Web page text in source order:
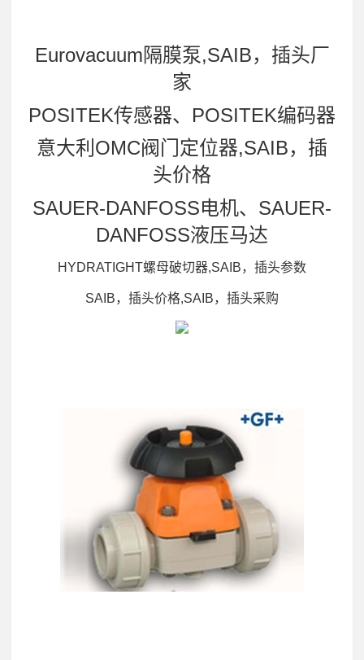
Eurovacuum隔膜泵,SAIB，插头厂
家
POSITEK传感器、POSITEK编码器
意大利OMC阀门定位器,SAIB，插
头价格
SAUER-DANFOSS电机、SAUER-
DANFOSS液压马达
HYDRATIGHT螺母破切器,SAIB，插头参数
SAIB，插头价格,SAIB，插头采购